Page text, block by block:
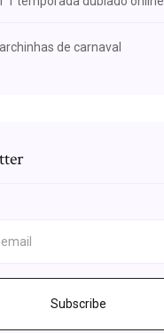
de carnaval
Subscribe